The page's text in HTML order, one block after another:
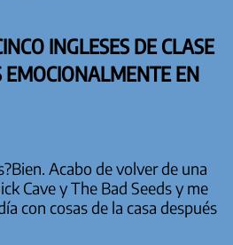
INGLESES DE CLASE
EN
Acabo de volver de una
Cave y The Bad Seeds y me
con cosas de la casa después